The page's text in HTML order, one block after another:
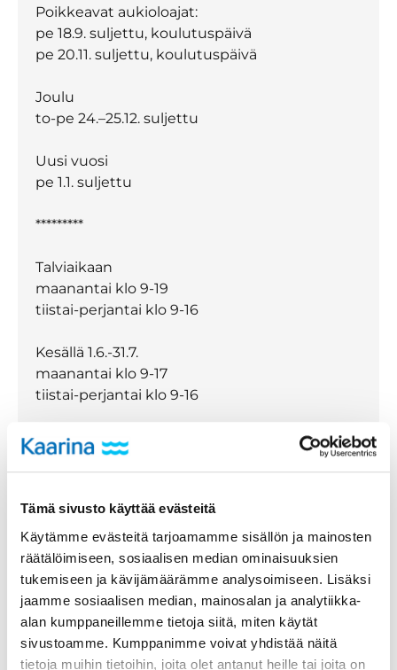
Tämä sivusto käyttää evästeitä
Käytämme evästeitä tarjoamamme sisällön ja mainosten
räätälöimiseen, sosiaalisen median ominaisuuksien
tukemiseen ja kävijämäärämme analysoimiseen. Lisäksi
jaamme sosiaalisen median, mainosalan ja analytiikka-
alan kumppaneillemme tietoja siitä, miten käytät
sivustoamme. Kumppanimme voivat yhdistää näitä
tietoja muihin tietoihin, joita olet antanut heille tai joita on
Poikkeavat aukioloajat:
pe 18.9. suljettu, koulutuspäivä
pe 20.11. suljettu, koulutuspäivä
Joulu
to-pe 24.–25.12. suljettu
Uusi vuosi
pe 1.1. suljettu
*********
Talviaikaan
maanantai klo 9-19
tiistai-perjantai klo 9-16
Kesällä 1.6.-31.7.
maanantai klo 9-17
tiistai-perjantai klo 9-16
Palveluajat arkipyhien aattoina,
juhannusaatonaattona ja jouluaatonaattona
Arkipyhinä suljettu.
Käyntiosoite
Lautakunnankatu 1
20780 Kaarina
Postiosoite
PL 50
20781 Kaarina